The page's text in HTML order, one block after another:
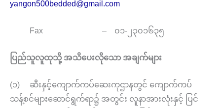
yangon500bedded@gmail.com
Fax – ၀၁-၂၃၀၁၆၃၅
ပြည်သူလူထုသို့ အသိပေးလိုသော အချက်များ
(၁) ဆီးနှင့်ကျောက်ကပ်ဆေးကုဌာနတွင် ကျောက်ကပ်
သန့်စင်များဆောင်ရွက်ရာ၌ အတွင်း လူနာအားလုံးနှင့် ပြင်